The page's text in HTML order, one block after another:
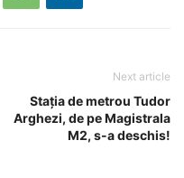
Next article
Stația de metrou Tudor
Arghezi, de pe Magistrala
M2, s-a deschis!